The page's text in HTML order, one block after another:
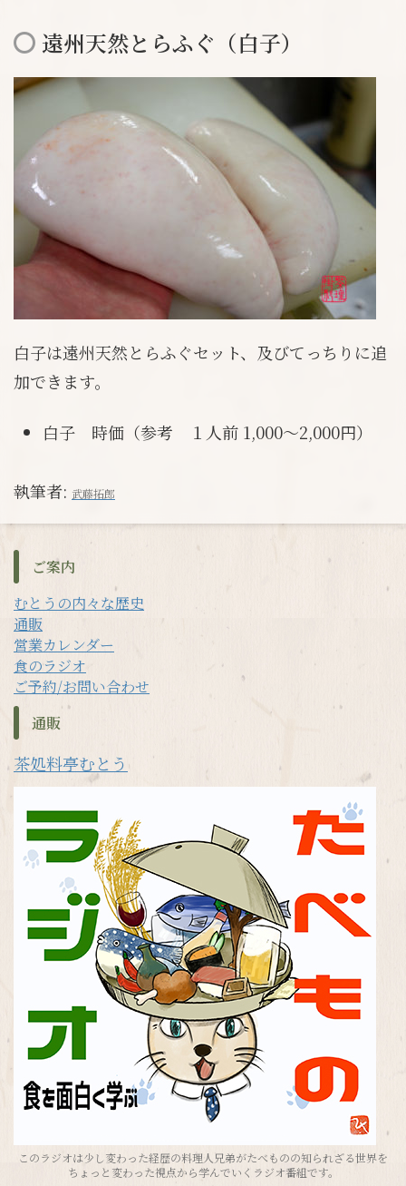
遠州天然とらふぐ（白子）
白子は遠州天然とらふぐセット、及びてっちりに追
加できます。
白子 時価（参考 １人前 1,000～2,000円）
執筆者: 武藤拓郎
ご案内
むとうの内々な歴史
通販
営業カレンダー
食のラジオ
ご予約/お問い合わせ
通販
茶処料亭むとう
このラジオは少し変わった経歴の料理人兄弟がたべものの知られざる世界を
ちょっと変わった視点から学んでいくラジオ番組です。